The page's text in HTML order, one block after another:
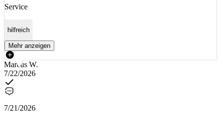
Service
hilfreich
Mehr anzeigen
Marcus W.
7/22/2026
7/21/2026